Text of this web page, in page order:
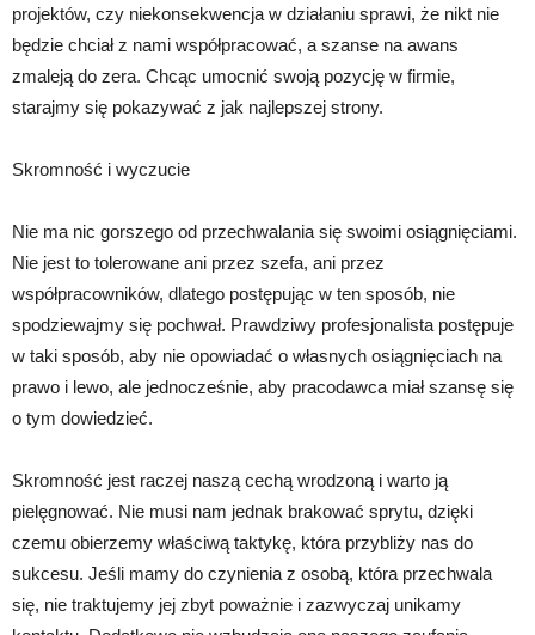
projektów, czy niekonsekwencja w działaniu sprawi, że nikt nie
będzie chciał z nami współpracować, a szanse na awans
zmaleją do zera. Chcąc umocnić swoją pozycję w firmie,
starajmy się pokazywać z jak najlepszej strony.
Skromność i wyczucie
Nie ma nic gorszego od przechwalania się swoimi osiągnięciami.
Nie jest to tolerowane ani przez szefa, ani przez
współpracowników, dlatego postępując w ten sposób, nie
spodziewajmy się pochwał. Prawdziwy profesjonalista postępuje
w taki sposób, aby nie opowiadać o własnych osiągnięciach na
prawo i lewo, ale jednocześnie, aby pracodawca miał szansę się
o tym dowiedzieć.
Skromność jest raczej naszą cechą wrodzoną i warto ją
pielęgnować. Nie musi nam jednak brakować sprytu, dzięki
czemu obierzemy właściwą taktykę, która przybliży nas do
sukcesu. Jeśli mamy do czynienia z osobą, która przechwala
się, nie traktujemy jej zbyt poważnie i zazwyczaj unikamy